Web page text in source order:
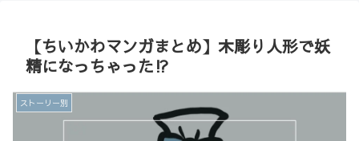
【ちいかわマンガまとめ】木彫り人形で妖
精になっちゃった⁉︎
ストーリー別